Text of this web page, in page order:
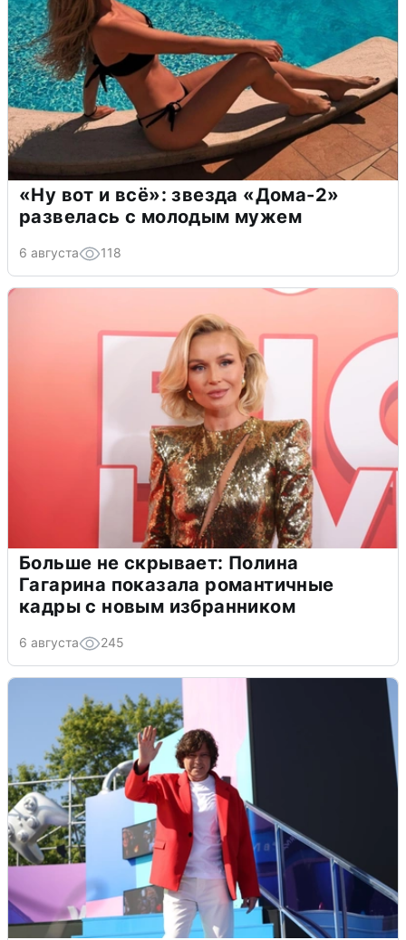
«Ну вот и всё»: звезда «Дома-2»
развелась с молодым мужем
6 августа 118
Больше не скрывает: Полина
Гагарина показала романтичные
кадры с новым избранником
6 августа 245